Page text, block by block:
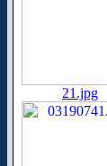
21.jpg